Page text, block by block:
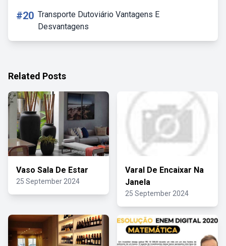
#20 Transporte Dutoviário Vantagens E
Desvantagens
Related Posts
Vaso Sala De Estar
25 September 2024
Varal De Encaixar Na
Janela
25 September 2024